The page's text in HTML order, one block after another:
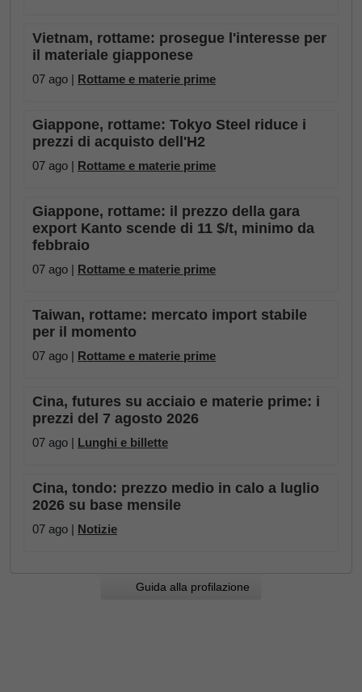
Vietnam, rottame: prosegue l'interesse per
il materiale giapponese
07 ago | Rottame e materie prime
Giappone, rottame: Tokyo Steel riduce i
prezzi di acquisto dell'H2
07 ago | Rottame e materie prime
Giappone, rottame: il prezzo della gara
export Kanto scende di 11 $/t, minimo da
febbraio
07 ago | Rottame e materie prime
Taiwan, rottame: mercato import stabile
per il momento
07 ago | Rottame e materie prime
Cina, futures su acciaio e materie prime: i
prezzi del 7 agosto 2026
07 ago | Lunghi e billette
Cina, tondo: prezzo medio in calo a luglio
2026 su base mensile
07 ago | Notizie
Guida alla profilazione